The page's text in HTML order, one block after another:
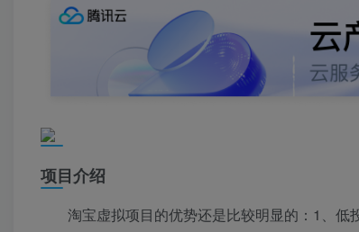
项目介绍
淘宝虚拟项目的优势还是比较明显的：1、